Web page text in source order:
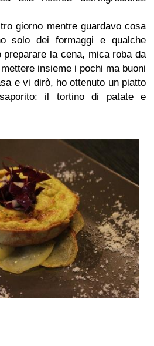
giorno mentre guardavo cosa
solo dei formaggi e qualche
preparare la cena, mica roba da
insieme i pochi ma buoni
e vi dirò, ho ottenuto un piatto
il tortino di patate e